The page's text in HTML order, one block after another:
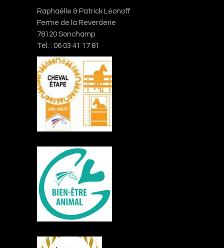
Raphaëlle & Patrick Léonoff
Ferme de la Reverderie
78120 Sonchamp
Tél. : 06 03 41 17 81